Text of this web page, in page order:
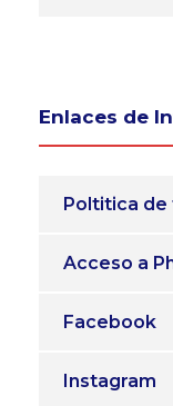
Enlaces de
Poltitica
Acceso a
Facebook
Instagram